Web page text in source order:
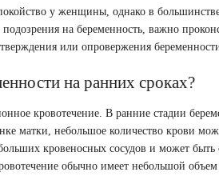
у женщины, однако в большинстве
на беременность, важно
или опровержения
на ранних сроках?
кровотечение. В ранние стадии
матки, небольшое количество крови
кровеносных сосудов и может
обычно имеет небольшой объем